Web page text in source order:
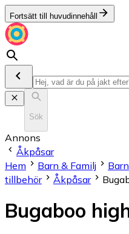
Fortsätt till huvudinnehåll
Sök
Annons
Åkpåsar
Hem
Barn & Familj
tillbehör
Åkpåsar
Bugaboo